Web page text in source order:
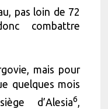
pas loin de 72
combattre
mais pour
quelques mois
d’Alesia6,